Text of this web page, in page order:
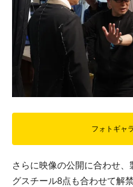
フォトギャ
さらに映像の公開に合わせ
グスチール8点も合わせて解